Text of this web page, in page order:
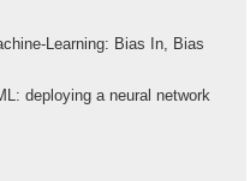
Learning: Bias In, Bias
deploying a neural network